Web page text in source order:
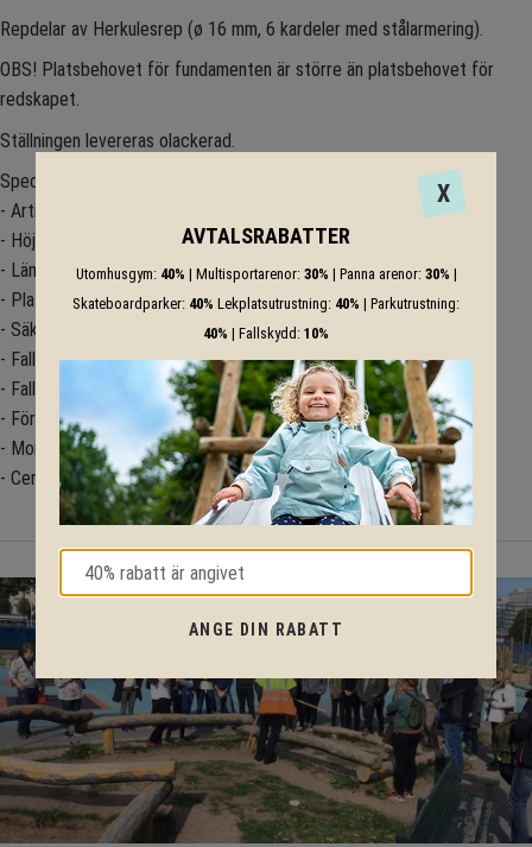
Repdelar av Herkulesrep (ø 16 mm, 6 kardeler med stålarmering).
OBS! Platsbehovet för fundamenten är större än platsbehovet för
redskapet.
Ställningen levereras olackerad.
Specifikation
- Artikelnummer: 4585-50
- Höjd (mm): 2900
- Lämplig från ålder: 6
- Platsbehov: 7,75 x 3,65 m
- Säkerhetsområde: 12,50 x 3,50 m
- Fallskyddsarea: 43,20 m²
- Fallhöjd (mm): 1750
- Förankring: Gjutning
- Monteringstid: ca 1,5 h (3 pers) exkl. markarbete
- Certifiering: EN 1176 Lekredskap
X
AVTALSRABATTER
Utomhusgym: 40% | Multisportarenor: 30% | Panna arenor: 30% |
Skateboardparker: 40% Lekplatsutrustning: 40% | Parkutrustning:
40% | Fallskydd: 10%
ANGE DIN RABATT